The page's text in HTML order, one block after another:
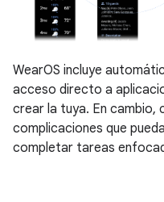
WearOS incluye
acceso directo a
crear la tuya. En
complicaciones que
completar tareas